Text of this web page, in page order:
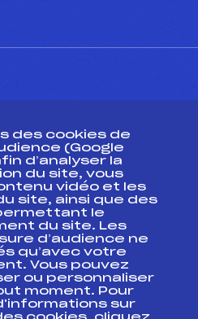
fédéral
Formation, Suivi
des cookies de
(Google
d’analyser la
du site, vous
vidéo et les
site, ainsi que des
le
du site. Les
d’audience ne
qu’avec votre
Vous pouvez
ou personnaliser
moment. Pour
sur